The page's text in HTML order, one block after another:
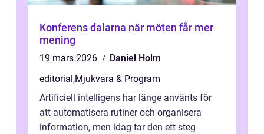
Konferens dalarna när möten får mer
mening
19 mars 2026
Daniel Holm
editorial,Mjukvara & Program
Artificiell intelligens har länge använts för
att automatisera rutiner och organisera
information, men idag tar den ett steg